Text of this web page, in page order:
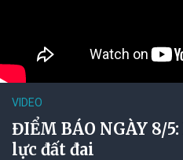
VIDEO
ĐIỂM BÁO NGÀY 8/
lực đất đai